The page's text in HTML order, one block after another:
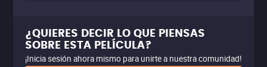
¿QUIERES DECIR LO QUE PIENSAS
SOBRE ESTA PELÍCULA?
¡Inicia sesión ahora mismo para unirte a nuestra comunidad!